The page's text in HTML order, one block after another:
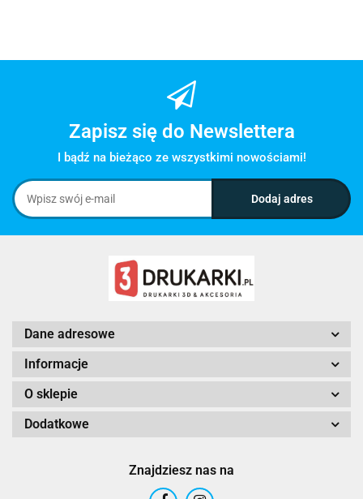
Zapisz się do Newslettera
I bądź na bieżąco ze wszystkimi nowościami!
Dane adresowe
Informacje
O sklepie
Dodatkowe
Znajdziesz nas na